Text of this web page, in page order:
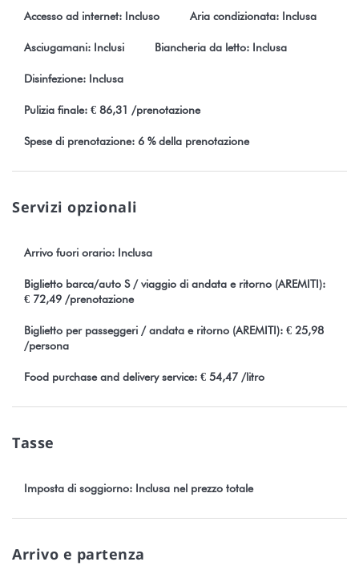
* Alloggi idonei alla quarantena.
Accesso ad internet: Incluso Aria condizionata: Inclusa
Asciugamani: Inclusi Biancheria da letto: Inclusa
Disinfezione: Inclusa
Pulizia finale: € 86,31 /prenotazione
Spese di prenotazione: 6 % della prenotazione
Servizi opzionali
Arrivo fuori orario: Inclusa
Biglietto barca/auto S / viaggio di andata e ritorno (AREMITI):
€ 72,49 /prenotazione
Biglietto per passeggeri / andata e ritorno (AREMITI): € 25,98
/persona
Food purchase and delivery service: € 54,47 /litro
Tasse
Imposta di soggiorno: Inclusa nel prezzo totale
Arrivo e partenza